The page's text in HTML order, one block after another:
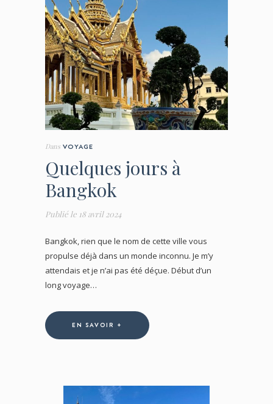
Dans VOYAGE
Quelques jours à
Bangkok
Publié le 18 avril 2024
Bangkok, rien que le nom de cette ville vous
propulse déjà dans un monde inconnu. Je m’y
attendais et je n’ai pas été déçue. Début d’un
long voyage…
EN SAVOIR +